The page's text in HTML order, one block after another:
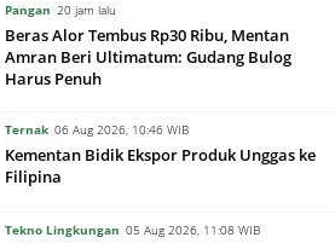
Pangan 20 jam lalu
Beras Alor Tembus Rp30 Ribu, Mentan
Amran Beri Ultimatum: Gudang Bulog
Harus Penuh
Ternak 06 Aug 2026, 10:46 WIB
Kementan Bidik Ekspor Produk Unggas ke
Filipina
Tekno Lingkungan 05 Aug 2026, 11:08 WIB